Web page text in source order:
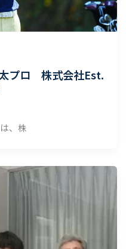
プロ 株式会社Est.
、株